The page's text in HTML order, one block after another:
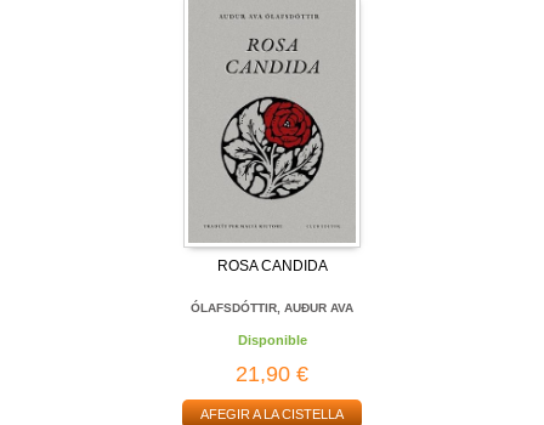
ROSA CANDIDA
ÓLAFSDÓTTIR, AUÐUR AVA
Disponible
21,90 €
AFEGIR A LA CISTELLA